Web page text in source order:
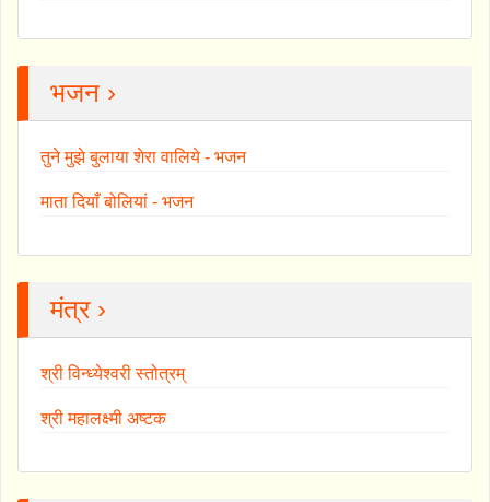
भजन ›
तुने मुझे बुलाया शेरा वालिये - भजन
माता दियाँ बोलियां - भजन
मंत्र ›
श्री विन्ध्येश्वरी स्तोत्रम्
श्री महालक्ष्मी अष्टक